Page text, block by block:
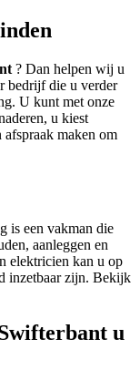
? Dan helpen wij u
bedrijf die u verder
U kunt met onze
u kiest
afspraak maken om
is een vakman die
aanleggen en
elektricien kan u op
inzetbaar zijn. Bekijk
u